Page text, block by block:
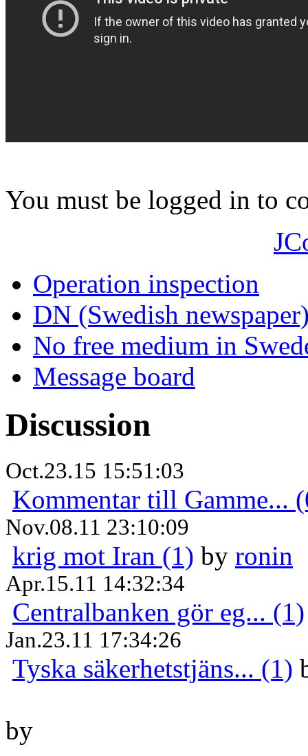
You must be logged in to
Operation inspection
DN (Swedish
No free medium in
Message board
Discussion
Oct.23.15 15:51:03
Kommentar till Gamme...
Nov.08.11 23:10:09
krig mot Iran (1) by ronin
Apr.15.11 14:32:34
Centralbanken gör eg... (1)
Jan.23.11 17:34:26
Tyska säkerhetstjäns... (1)
by